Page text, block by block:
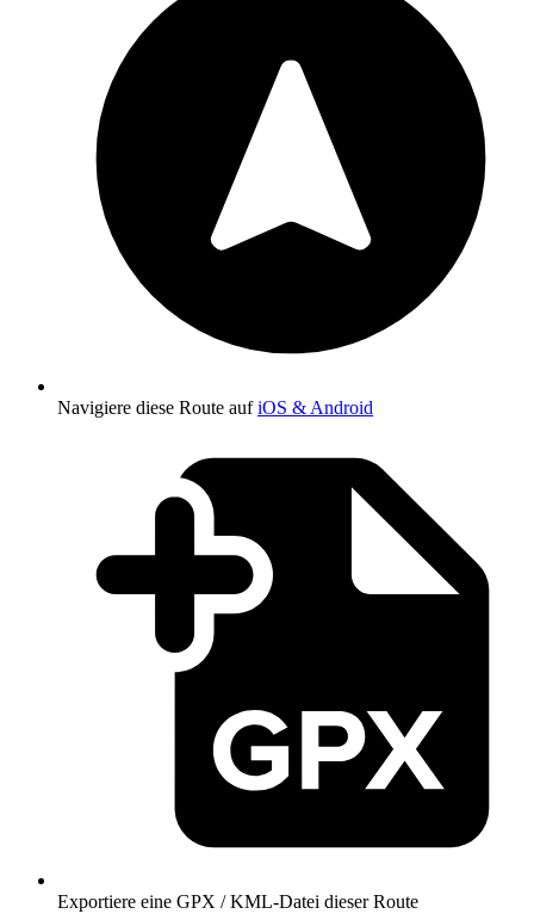
Navigiere diese Route aufiOS & Android
Exportiere eine GPX / KML-Datei dieser Route